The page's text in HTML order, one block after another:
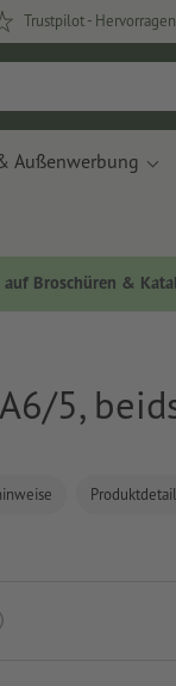
Trustpilot -
Außenwerbung
auf Broschüren &
5,